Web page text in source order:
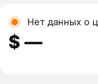
Нет данных о
$ ―